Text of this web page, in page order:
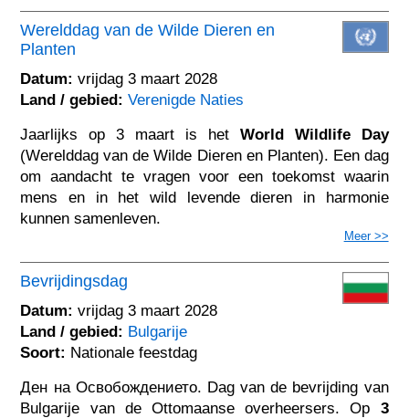
Werelddag van de Wilde Dieren en
Planten
Datum: vrijdag 3 maart 2028
Land / gebied: Verenigde Naties
Jaarlijks op 3 maart is het World Wildlife Day
(Werelddag van de Wilde Dieren en Planten). Een dag
om aandacht te vragen voor een toekomst waarin
mens en in het wild levende dieren in harmonie
kunnen samenleven.
Meer >>
Bevrijdingsdag
Datum: vrijdag 3 maart 2028
Land / gebied: Bulgarije
Soort: Nationale feestdag
Ден на Освобождението. Dag van de bevrijding van
Bulgarije van de Ottomaanse overheersers. Op 3